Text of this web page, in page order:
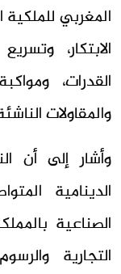
المغربي للملكية
الابتكار،
القدرات،
والمقاولات
الدينامية
الصناعية
التجارية